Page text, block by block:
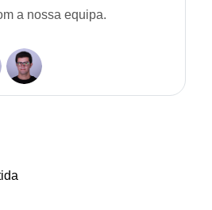
a nossa equipa.